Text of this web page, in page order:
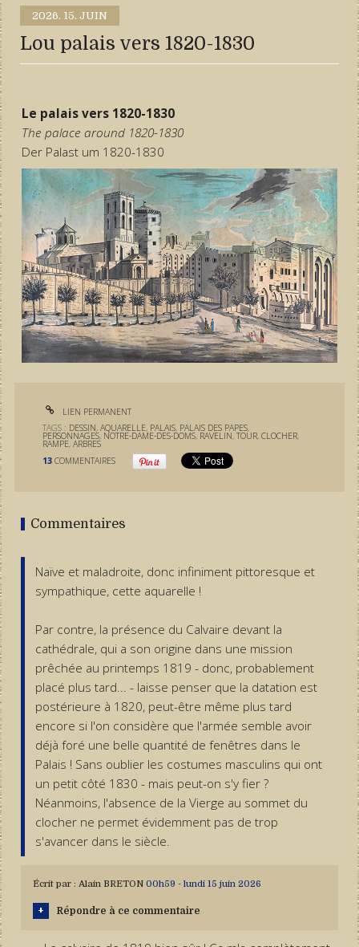
2026. 15. JUIN
Lou palais vers 1820-1830
Le palais vers 1820-1830
The palace around 1820-1830
Der Palast um 1820-1830
LIEN PERMANENT
TAGS : DESSIN,AQUARELLE, PALAIS, PALAIS DES PAPES,
PERSONNAGES, NOTRE-DAME-DES-DOMS, RAVELIN,TOUR,CLOCHER,
RAMPE,ARBRES
13 COMMENTAIRES
Commentaires
Naïve et maladroite, donc infiniment pittoresque et
sympathique, cette aquarelle !
Par contre, la présence du Calvaire devant la
cathédrale, qui a son origine dans une mission
prêchée au printemps 1819 - donc, probablement
placé plus tard... - laisse penser que la datation est
postérieure à 1820, peut-être même plus tard
encore si l'on considère que l'armée semble avoir
déjà foré une belle quantité de fenêtres dans le
Palais ! Sans oublier les costumes masculins qui ont
un petit côté 1830 - mais peut-on s'y fier ?
Néanmoins, l'absence de la Vierge au sommet du
clocher ne permet évidemment pas de trop
s'avancer dans le siècle.
Écrit par : Alain BRETON 00h59 - lundi 15 juin 2026
Répondre à ce commentaire